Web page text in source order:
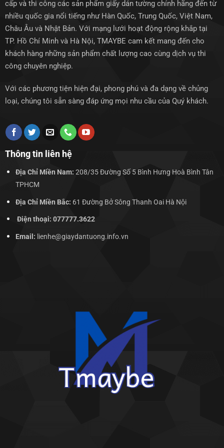
cấp và thi công các sản phẩm giấy dán tường chính hãng đến từ
nhiều quốc gia nổi tiếng như Hàn Quốc, Trung Quốc, Việt Nam,
Châu Âu và Nhật Bản. Với mạng lưới hoạt động rộng khắp tại
TP. Hồ Chí Minh và Hà Nội, TMAYBE cam kết mang đến cho
khách hàng những sản phẩm chất lượng cao cùng dịch vụ thi
công chuyên nghiệp.
Với các phương tiện hiện đại, phong phú và đa dạng về chủng
loại, chúng tôi sẵn sàng đáp ứng mọi nhu cầu của Quý khách.
Thông tin liên hệ
Địa Chỉ Miền Nam: 208/35 Đường Số 5 Bình Hưng Hoà Bình Tân
TPHCM
Địa Chỉ Miền Bắc: 61 Đường Bở Sông Thanh Oai Hà Nội
Điện thoại: 077777.3622
Email: lienhe@giaydantuong.info.vn